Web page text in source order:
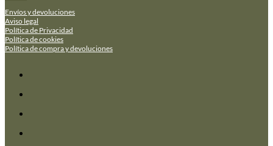
Envíos y devoluciones
Aviso legal
Política de Privacidad
Política de cookies
Política de compra y devoluciones